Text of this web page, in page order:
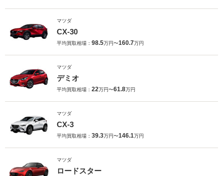
マツダ
CX-30
平均買取相場： 98.5万円〜160.7万円
マツダ
デミオ
平均買取相場： 22万円〜61.8万円
マツダ
CX-3
平均買取相場： 39.3万円〜146.1万円
マツダ
ロードスター